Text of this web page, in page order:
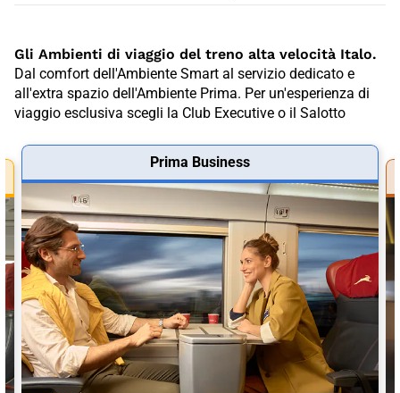
Gli Ambienti di viaggio del treno alta velocità Italo.
Dal comfort dell'Ambiente Smart al servizio dedicato e
all'extra spazio dell'Ambiente Prima. Per un'esperienza di
viaggio esclusiva scegli la Club Executive o il Salotto
Prima Business